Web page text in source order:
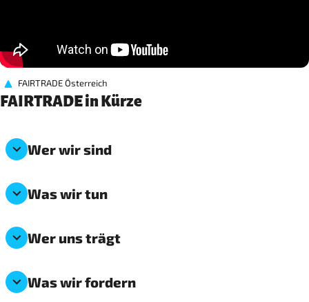
FAIRTRADE Österreich
FAIRTRADE in Kürze
Wer wir sind
Was wir tun
Wer uns trägt
Was wir fordern